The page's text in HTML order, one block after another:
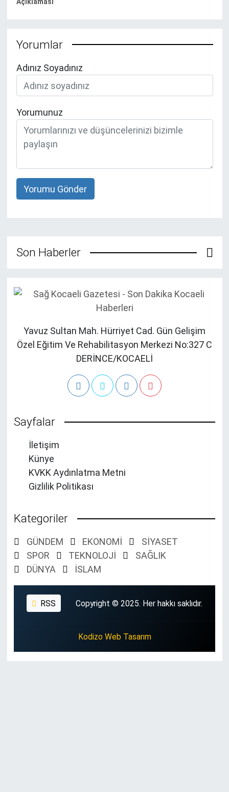
Yorumlar
Adınız Soyadınız
Yorumunuz
Yorumu Gönder
Son Haberler
Yavuz Sultan Mah. Hürriyet Cad. Gün Gelişim
Özel Eğitim Ve Rehabilitasyon Merkezi No:327 C
DERİNCE/KOCAELİ
Sayfalar
İletişim
Künye
KVKK Aydınlatma Metni
Gizlilik Politikası
Kategoriler
GÜNDEM EKONOMİ
SİYASET
SPOR
TEKNOLOJİ
SAĞLIK
DÜNYA
İSLAM
RSS Copyright © 2025. Her hakkı saklıdır.
Kodizo Web Tasarım